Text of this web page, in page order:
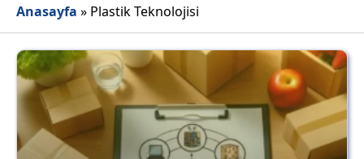
Anasayfa » Plastik Teknolojisi